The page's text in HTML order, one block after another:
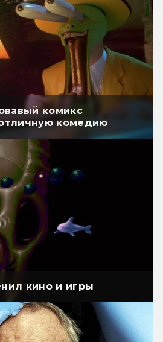
комикс
комедию
кино и игры